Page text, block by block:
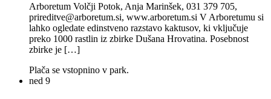
Arboretum Volčji Potok, Anja Marinšek, 031 379 705,
prireditve@arboretum.si, www.arboretum.si V Arboretumu si
lahko ogledate edinstveno razstavo kaktusov, ki vključuje
preko 1000 rastlin iz zbirke Dušana Hrovatina. Posebnost
zbirke je […]
Plača se vstopnino v park.
ned 9